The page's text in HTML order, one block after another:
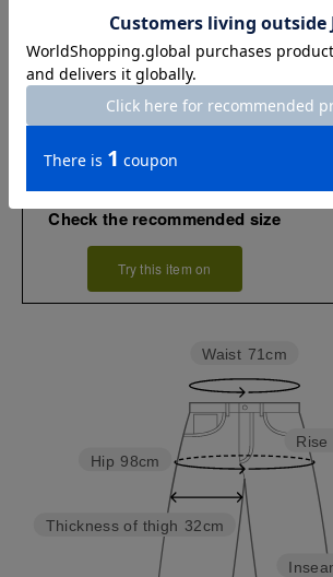
お店で試着する
Check the recommended size
Try this item on
Rise
Thickness of thigh 32cm
Hip 98cm
Waist 71cm